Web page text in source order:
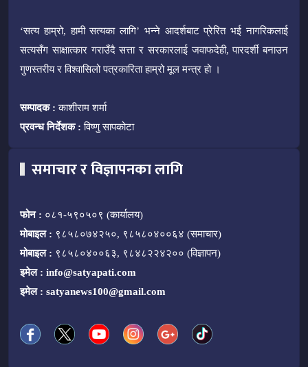
‘सत्य हाम्रो, हामी सत्यका लागि’ भन्ने आदर्शबाट प्रेरित भई नागरिकलाई
सत्यसँग साक्षात्कार गराउँदै सत्ता र सरकारलाई जवाफदेही, पारदर्शी बनाउन
गुणस्तरीय र विश्वासिलो पत्रकारिता हाम्रो मूल मन्त्र हो ।
सम्पादक : काशीराम शर्मा
प्रवन्ध निर्देशक : विष्णु सापकोटा
समाचार र विज्ञापनका लागि
फोन : ०८१-५९०५०९ (कार्यालय)
मोबाइल : ९८५८०७४२५०, ९८५८०४००६४ (समाचार)
मोबाइल : ९८५८०४००६३, ९८४८२२४२०० (विज्ञापन)
इमेल : info@satyapati.com
इमेल : satyanews100@gmail.com